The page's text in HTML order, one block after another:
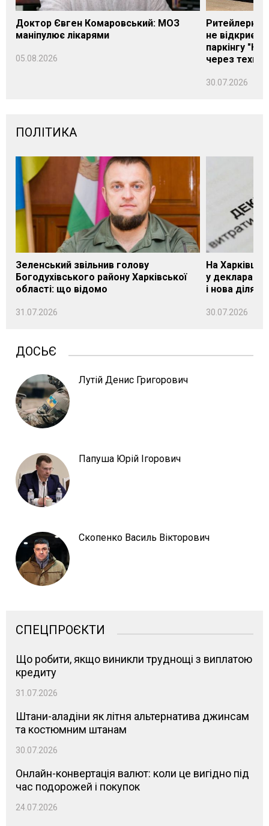
Доктор Євген Комаровський: МОЗ
маніпулює лікарями
05.08.2026
Ритейлерка
не
паркінгу
через
30.07.2026
ПОЛІТИКА
Зеленський звільнив голову
Богодухівського району Харківської
області: що відомо
31.07.2026
На
у декларації
і нова
30.07.2026
ДОСЬЄ
Лутій Денис Григорович
Папуша Юрій Ігорович
Скопенко Василь Вікторович
СПЕЦПРОЄКТИ
Що робити, якщо виникли труднощі з виплатою
кредиту
31.07.2026
Штани-аладіни як літня альтернатива джинсам
та костюмним штанам
30.07.2026
Онлайн-конвертація валют: коли це вигідно під
час подорожей і покупок
24.07.2026